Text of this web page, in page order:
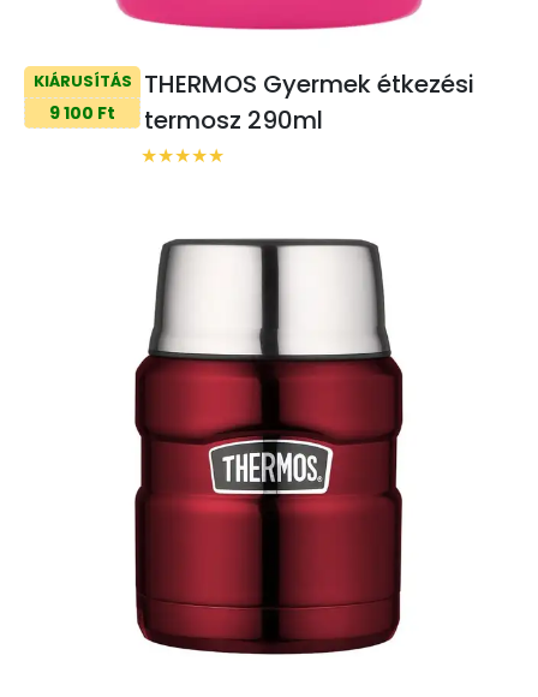
KIÁRUSÍTÁS
9 100 Ft
THERMOS Gyermek étkezési
termosz 290ml